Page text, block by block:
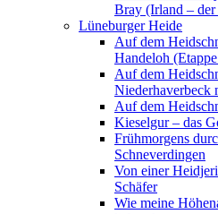
Bray (Irland –
Lüneburger Heide
Auf dem
Handeloh
Auf dem
Niederhaverbeck
Auf dem
Kieselgur – das
Frühmorgens
Schneverdingen
Von einer
Schäfer
Wie meine